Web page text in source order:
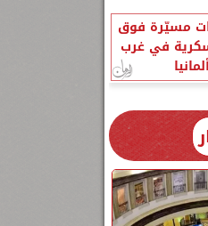
مسيّرة فوق
في غرب
ألمانيا